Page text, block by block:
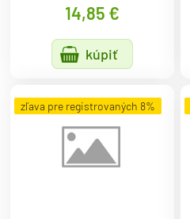
14,85 €
kúpiť
zľava pre registrovaných 8%